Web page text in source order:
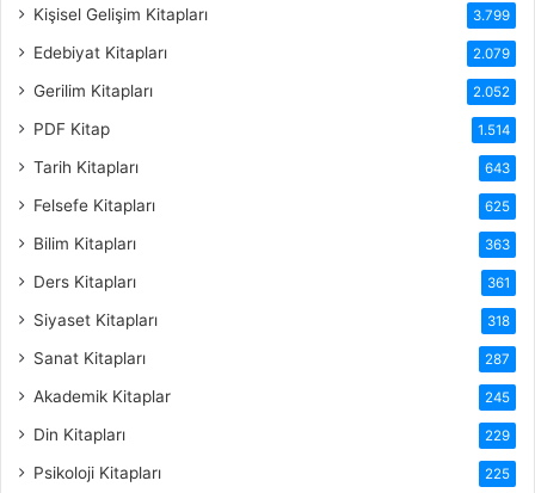
Kişisel Gelişim Kitapları 3.799
Edebiyat Kitapları 2.079
Gerilim Kitapları 2.052
PDF Kitap 1.514
Tarih Kitapları 643
Felsefe Kitapları 625
Bilim Kitapları 363
Ders Kitapları 361
Siyaset Kitapları 318
Sanat Kitapları 287
Akademik Kitaplar 245
Din Kitapları 229
Psikoloji Kitapları 225